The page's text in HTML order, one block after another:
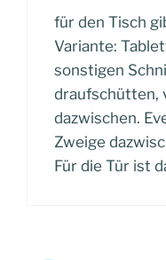
für den Tisch
Variante:
sonstigen
draufschütten,
dazwischen.
Zweige
Für die Tür ist